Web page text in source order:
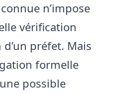
n’impose
vérification
préfet. Mais
formelle
possible